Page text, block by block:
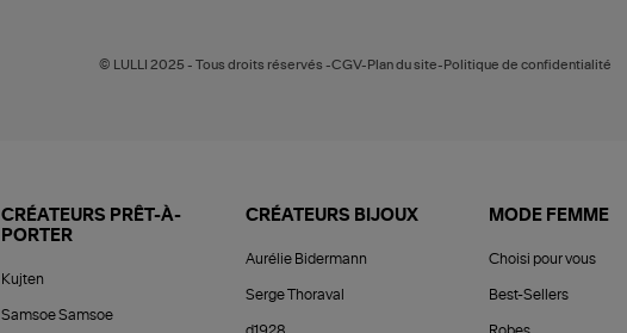
© LULLI 2025 - Tous droits réservés -CGV-Plan du site-Politique de confidentialité
CRÉATEURS PRÊT-À-
PORTER
Kujten
Samsoe Samsoe
CRÉATEURS BIJOUX
Aurélie Bidermann
Serge Thoraval
MODE FEMME
Choisi pour vous
Best-Sellers